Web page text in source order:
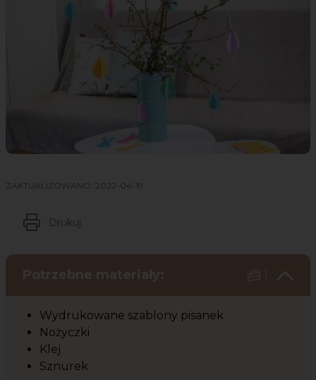
ZAKTUALIZOWANO: 2022-04-19
Drukuj
Potrzebne materiały: 1
Wydrukowane szablony pisanek
Nożyczki
Klej
Sznurek